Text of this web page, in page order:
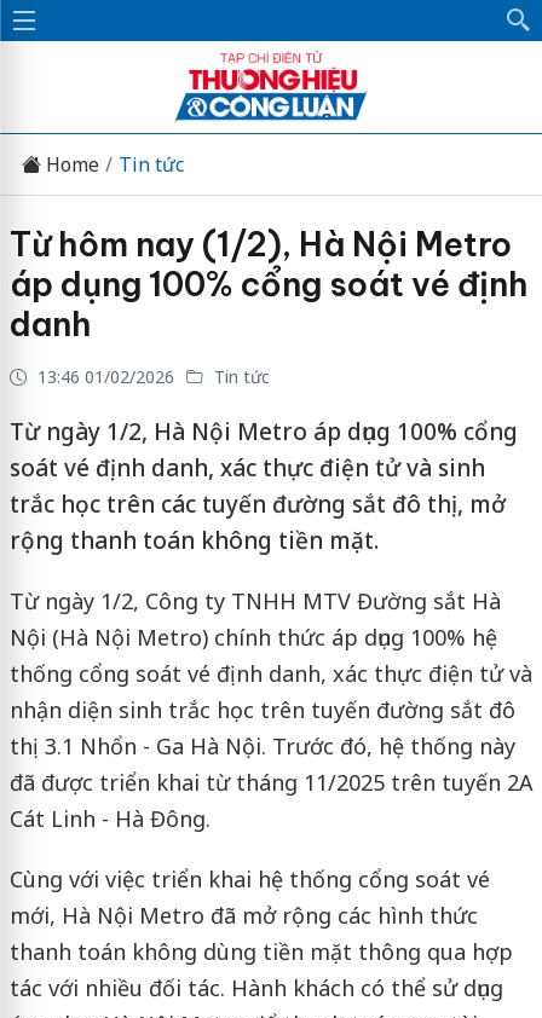
Home Tin tức
Từ hôm nay (1/2), Hà Nội Metro
áp dụng 100% cổng soát vé định
danh
13:46 01/02/2026 Tin tức
Từ ngày 1/2, Hà Nội Metro áp dụng 100% cổng
soát vé định danh, xác thực điện tử và sinh
trắc học trên các tuyến đường sắt đô thị, mở
rộng thanh toán không tiền mặt.
Từ ngày 1/2, Công ty TNHH MTV Đường sắt Hà
Nội (Hà Nội Metro) chính thức áp dụng 100% hệ
thống cổng soát vé định danh, xác thực điện tử và
nhận diện sinh trắc học trên tuyến đường sắt đô
thị 3.1 Nhổn - Ga Hà Nội. Trước đó, hệ thống này
đã được triển khai từ tháng 11/2025 trên tuyến 2A
Cát Linh - Hà Đông.
Cùng với việc triển khai hệ thống cổng soát vé
mới, Hà Nội Metro đã mở rộng các hình thức
thanh toán không dùng tiền mặt thông qua hợp
tác với nhiều đối tác. Hành khách có thể sử dụng